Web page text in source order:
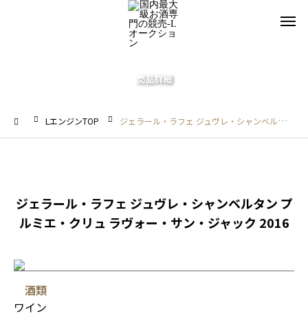
商品詳細
LエンジンTOP ジェラール・ラフェ ジュヴレ・シャンベルタン プルミエ・クリュ ラヴォー・サン・ジャック 2016
ジェラール・ラフェ ジュヴレ・シャンベルタン プ
ルミエ・クリュ ラヴォー・サン・ジャック 2016
酒類
ワイン